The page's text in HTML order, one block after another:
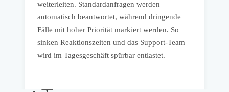
weiterleiten. Standardanfragen werden
automatisch beantwortet, während dringende
Fälle mit hoher Priorität markiert werden. So
sinken Reaktionszeiten und das Support-Team
wird im Tagesgeschäft spürbar entlastet.